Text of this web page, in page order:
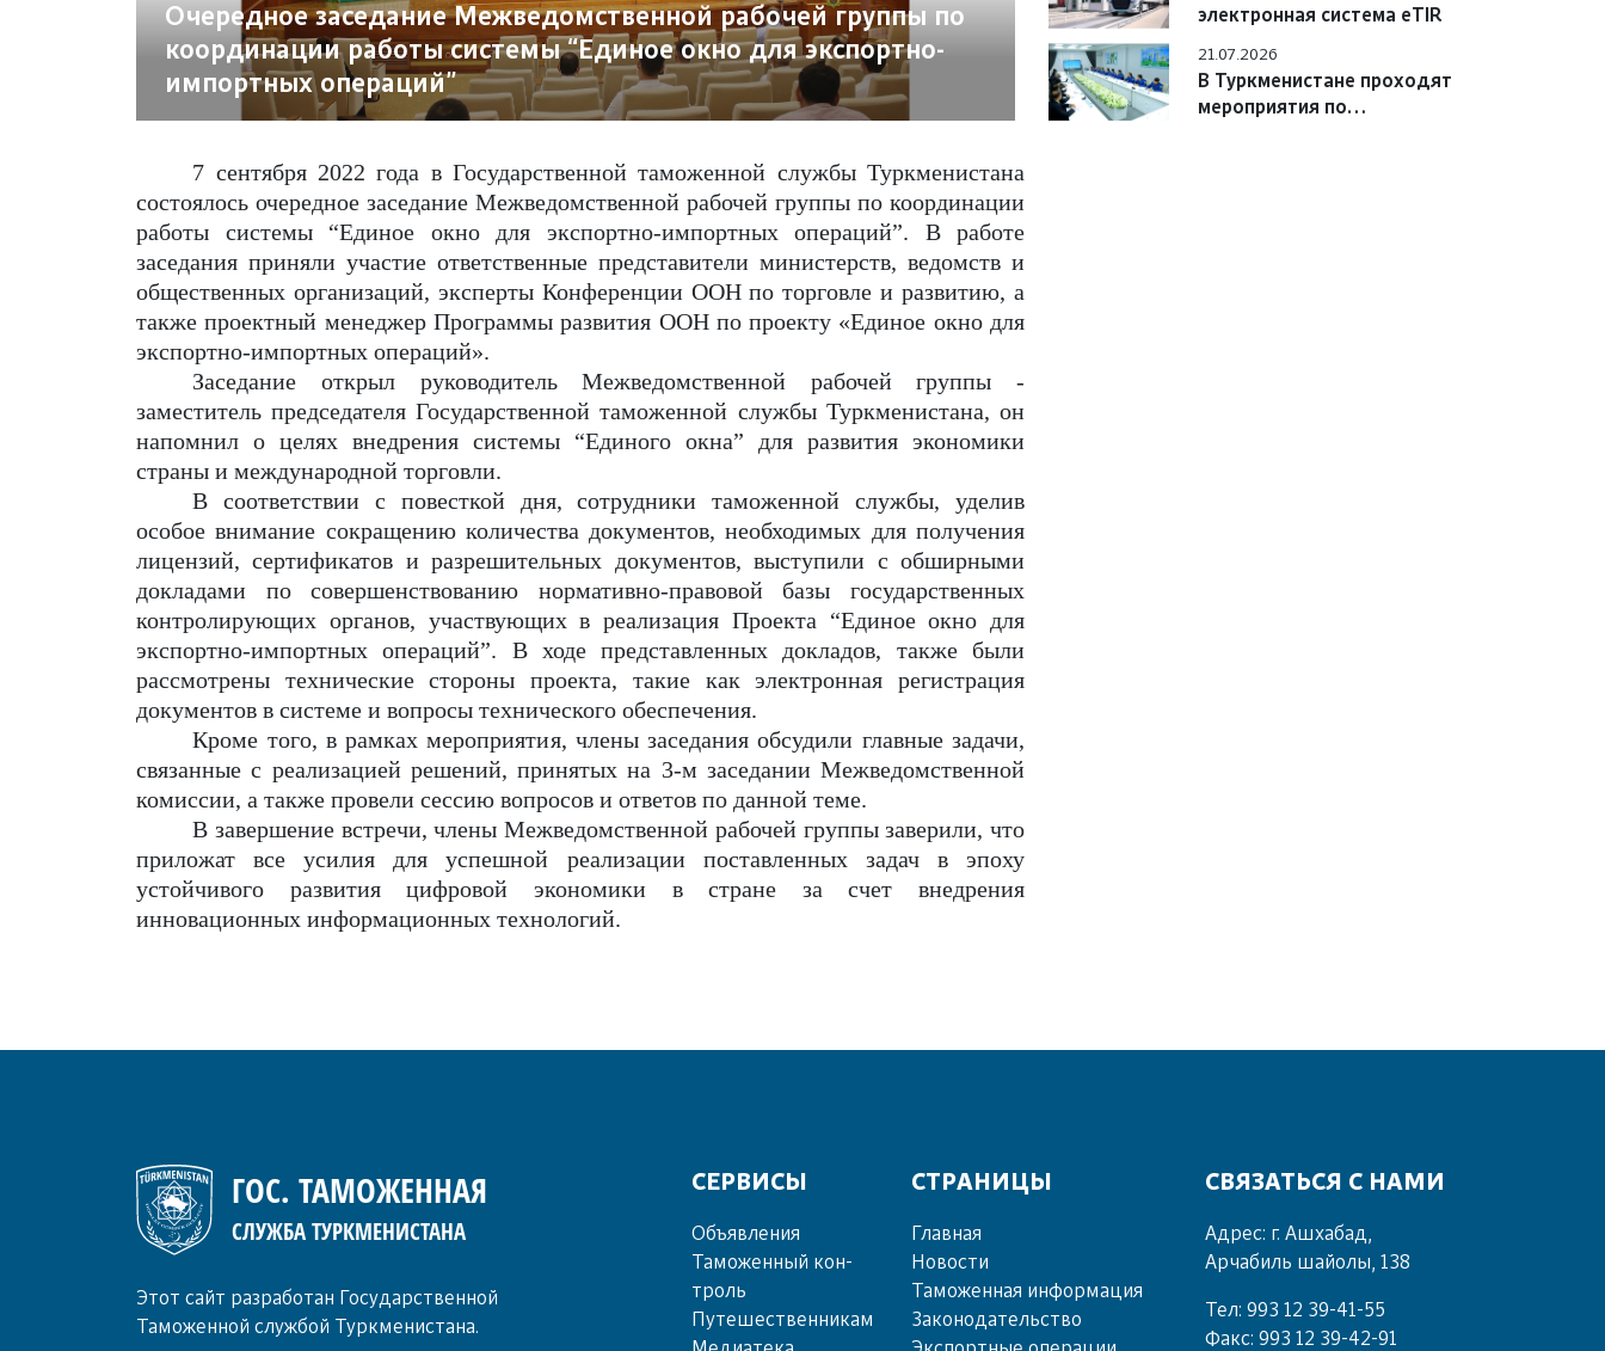
Очередное заседание Межведомственной рабочей группы по
координации работы системы “Единое окно для экспортно-
импортных операций”
электронная система eTIR
21.07.2026
В Туркменистане проходят
мероприятия по
7 сентября 2022 года в Государственной таможенной службы Туркменистана
состоялось очередное заседание Межведомственной рабочей группы по координации
работы системы “Единое окно для экспортно-импортных операций”. В работе
заседания приняли участие ответственные представители министерств, ведомств и
общественных организаций, эксперты Конференции ООН по торговле и развитию, а
также проектный менеджер Программы развития ООН попроекту «Единое окно для
экспортно-импортных операций».
Заседание открыл руководитель Межведомственной рабочей группы -
заместитель председателя Государственной таможенной службы Туркменистана, он
напомнил о целях внедрения системы “Единого окна” для развития экономики
страны и международной торговли.
В соответствии с повесткой дня, сотрудники таможенной службы, уделив
особое внимание сокращению количества документов, необходимых для получения
лицензий, сертификатов и разрешительных документов, выступили с обширными
докладами по совершенствованию нормативно-правовой базы государственных
контролирующих органов, участвующих в реализация Проекта “Единое окно для
экспортно-импортных операций”.
В ходе представленных докладов, также были
рассмотрены технические стороны проекта, такие как электронная регистрация
документов в системе и вопросы технического обеспечения.
Кроме того, в рамках мероприятия, члены заседания обсудили главные задачи,
связанные с реализацией решений, принятых на 3-м заседании Межведомственной
комиссии, а также провели сессию вопросов и ответов по данной теме.
В завершение встречи, члены Межведомственной рабочей группы заверили, что
приложат все усилия для успешной реализации поставленных задач в эпоху
устойчивого развития цифровой экономики в стране за счет внедрения
инновационных информационных технологий.
ГОС. ТАМОЖЕННАЯ
СЛУЖБА ТУРКМЕНИСТАНА
Этот сайт разработан Государственной
Таможенной службой Туркменистана.
СЕРВИСЫ
Объ­яв­ле­ния
Та­мо­жен­ный кон­
троль
Пу­те­шест­вен­ни­кам
СТРАНИЦЫ
Главная
Новости
Таможенная информация
Законодательство
СВЯЗАТЬСЯ С НАМИ
Адрес: г. Ашхабад,
Арчабиль шайолы, 138
Тел: 993 12 39-41-55
Факс: 993 12 39-42-91